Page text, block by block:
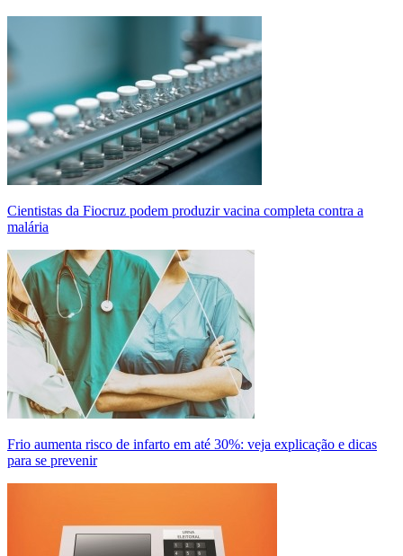
Cientistas da Fiocruz podem produzir vacina completa contra a
malária
Frio aumenta risco de infarto em até 30%: veja explicação e dicas
para se prevenir